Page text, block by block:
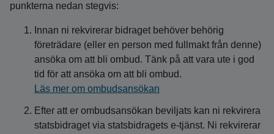
punkterna nedan stegvis:
Innan ni rekvirerar bidraget behöver behörig
företrädare (eller en person med fullmakt från denne)
ansöka om att bli ombud. Tänk på att vara ute i god
tid för att ansöka om att bli ombud.
Läs mer om ombudsansökan
Efter att er ombudsansökan beviljats kan ni rekvirera
statsbidraget via statsbidragets e-tjänst. Ni rekvirerar